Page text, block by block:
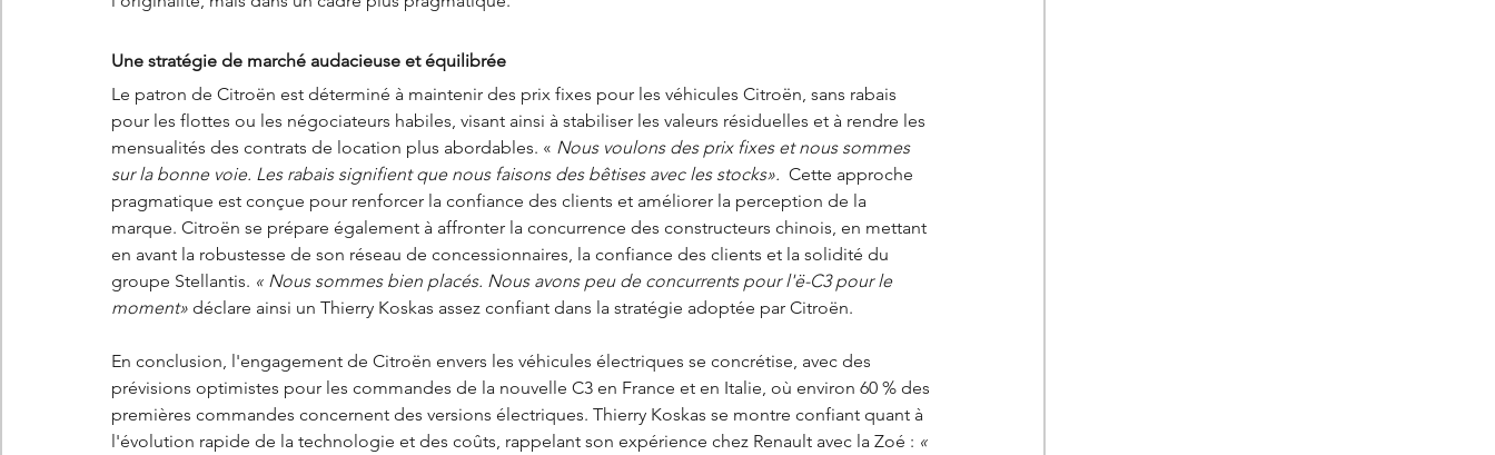
Une stratégie de marché audacieuse et équilibrée
Le patron de Citroën est déterminé à maintenir des prix fixes pour les véhicules Citroën, sans rabais
pour les flottes ou les négociateurs habiles, visant ainsi à stabiliser les valeurs résiduelles et à rendre les
mensualités des contrats de location plus abordables. « Nous voulons des prix fixes et nous sommes
sur la bonne voie. Les rabais signifient que nous faisons des bêtises avec les stocks». Cette approche
pragmatique est conçue pour renforcer la confiance des clients et améliorer la perception de la
marque. Citroën se prépare également à affronter la concurrence des constructeurs chinois, en mettant
en avant la robustesse de son réseau de concessionnaires, la confiance des clients et la solidité du
groupe Stellantis. « Nous sommes bien placés. Nous avons peu de concurrents pour l'ë-C3 pour le
moment» déclare ainsi un Thierry Koskas assez confiant dans la stratégie adoptée par Citroën.
En conclusion, l'engagement de Citroën envers les véhicules électriques se concrétise, avec des
prévisions optimistes pour les commandes de la nouvelle C3 en France et en Italie, où environ 60 % des
premières commandes concernent des versions électriques. Thierry Koskas se montre confiant quant à
l'évolution rapide de la technologie et des coûts, rappelant son expérience chez Renault avec la Zoé : «